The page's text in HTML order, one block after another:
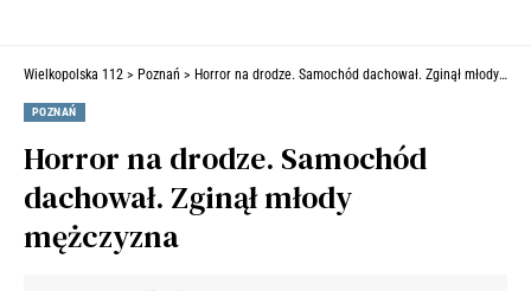
Wielkopolska 112 > Poznań > Horror na drodze. Samochód dachował. Zginął młody mężczyzna
POZNAŃ
Horror na drodze. Samochód
dachował. Zginął młody
mężczyzna